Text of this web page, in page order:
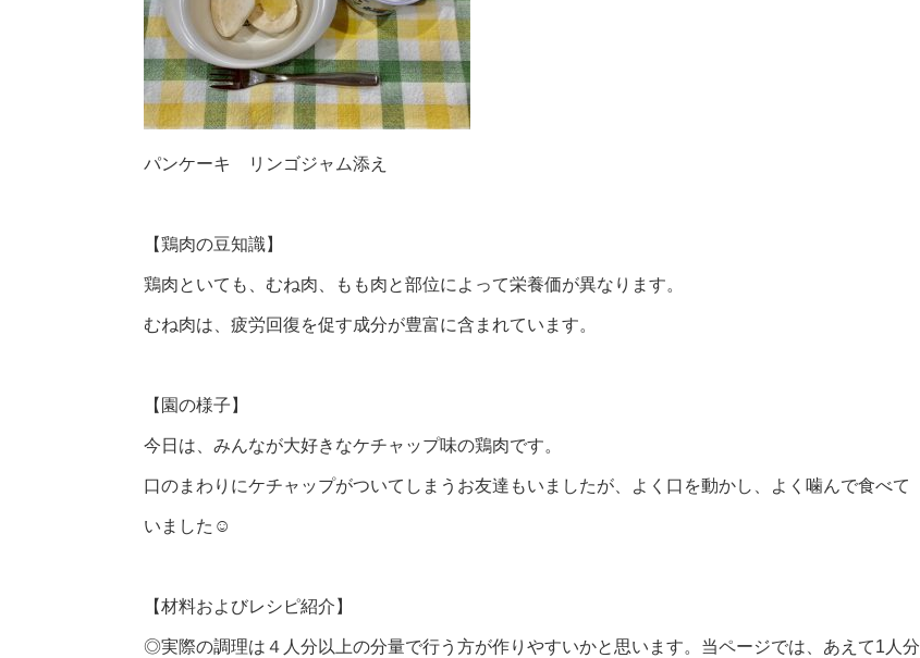
パンケーキ リンゴジャム添え
【鶏肉の豆知識】
鶏肉といても、むね肉、もも肉と部位によって栄養価が異なります。
むね肉は、疲労回復を促す成分が豊富に含まれています。
【園の様子】
今日は、みんなが大好きなケチャップ味の鶏肉です。
口のまわりにケチャップがついてしまうお友達もいましたが、よく口を動かし、よく噛んで食べて
いました☺
【材料およびレシピ紹介】
◎実際の調理は４人分以上の分量で行う方が作りやすいかと思います。当ページでは、あえて1人分